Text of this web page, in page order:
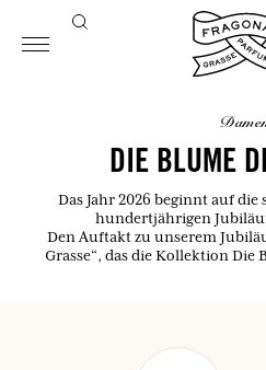
DIE BLUME
Das Jahr 2026 beginnt auf die
hundertjährigen
Den Auftakt zu unserem
Grasse“, das die Kollektion Die